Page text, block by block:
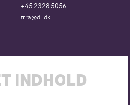
+45 2328 5056
trra@di.dk
INDHOLD